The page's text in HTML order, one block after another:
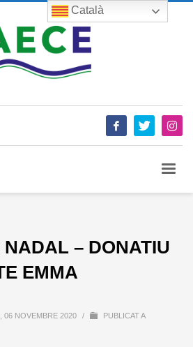
– DONATIU
EMMA
06 NOVEMBRE 2020 /
PUBLICAT A
Català